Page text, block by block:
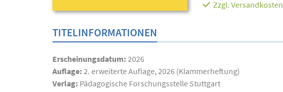
Zzgl. Versandkosten
TITELINFORMATIONEN
Erscheinungsdatum: 2026
Auflage: 2. erweiterte Auflage, 2026 (Klammerheftung)
Verlag: Pädagogische Forschungsstelle Stuttgart